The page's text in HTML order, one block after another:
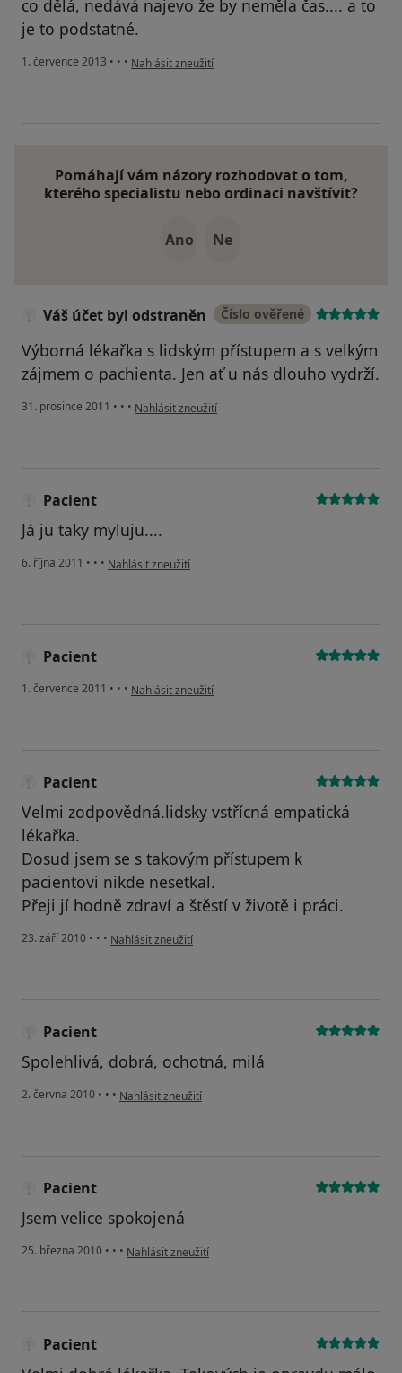
co dělá, nedává najevo že by neměla čas.... a to
je to podstatné.
1. července 2013 • • • podle názoru uživatele Váš účet byl odstraněn
Nahlásit zneužití
Pomáhají vám názory rozhodovat o tom,
kterého specialistu nebo ordinaci navštívit?
Ano Ne
Váš účet byl odstraněn Číslo ověřené
Výborná lékařka s lidským přístupem a s velkým
zájmem o pachienta. Jen ať u nás dlouho vydrží.
31. prosince 2011 • • • podle názoru uživatele Váš účet byl odstraněn
Nahlásit zneužití
Pacient
Já ju taky myluju....
6. října 2011 • • • podle názoru uživatele Pacient
Nahlásit zneužití
Pacient
1. července 2011 • • • podle názoru uživatele Pacient
Nahlásit zneužití
Pacient
Velmi zodpovědná.lidsky vstřícná empatická
lékařka.
Dosud jsem se s takovým přístupem k
pacientovi nikde nesetkal.
Přeji jí hodně zdraví a štěstí v životě i práci.
23. září 2010 • • • podle názoru uživatele Pacient
Nahlásit zneužití
Pacient
Spolehlivá, dobrá, ochotná, milá
2. června 2010 • • • podle názoru uživatele Pacient
Nahlásit zneužití
Pacient
Jsem velice spokojená
25. března 2010 • • • podle názoru uživatele Pacient
Nahlásit zneužití
Pacient